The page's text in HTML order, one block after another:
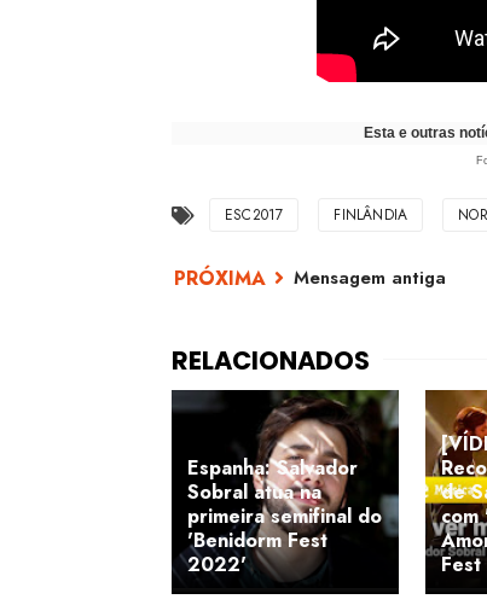
Esta e outras
ESC2017 FINLÂNDIA
Mensagem antiga
Espanha: Salvador
Sobral atua na
primeira semifinal do
'Benidorm Fest
2022'
de
com